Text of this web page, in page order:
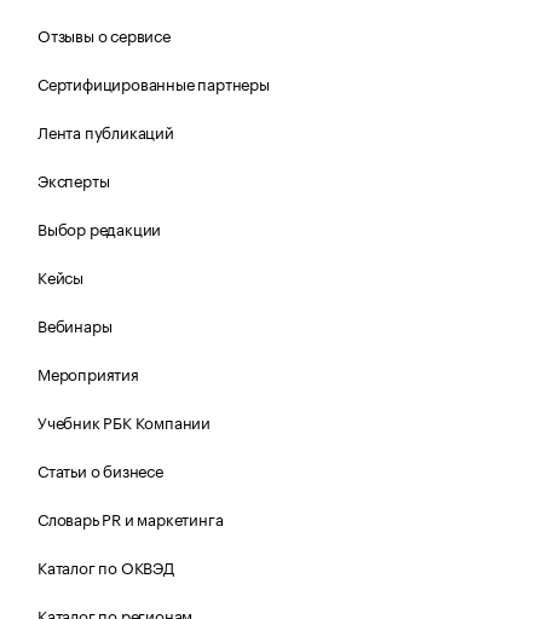
Отзывы о сервисе
Сертифицированные партнеры
Лента публикаций
Эксперты
Выбор редакции
Кейсы
Вебинары
Мероприятия
Учебник РБК Компании
Статьи о бизнесе
Словарь PR и маркетинга
Каталог по ОКВЭД